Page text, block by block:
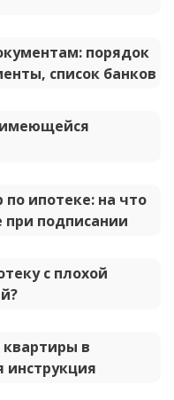
порядок
список банков
имеющейся
ипотеке: на что
подписании
с плохой
в
инструкция